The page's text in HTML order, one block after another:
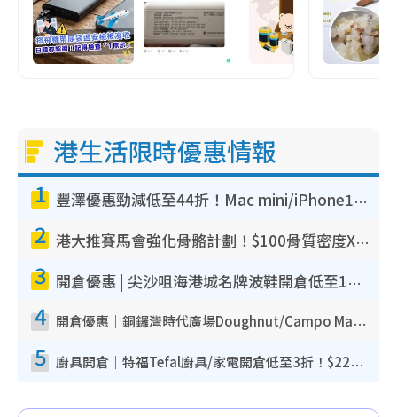
港生活限時優惠情報
1 豐澤優惠勁減低至44折！Mac mini/iPhone17Pro大減價！廚房家電$220起
2 港大推賽馬會強化骨骼計劃！$100骨質密度X光檢查 完成免費運動訓練送超市禮券！附參加資格
3 開倉優惠 | 尖沙咀海港城名牌波鞋開倉低至1折！On鞋$899起／Joy&Peace鞋履$98起
4 開倉優惠｜銅鑼灣時代廣場Doughnut/Campo Marzio開倉低至1折！背囊、書包、手袋劈價$200起
5 廚具開倉｜特福Tefal廚具/家電開倉低至3折！$220起買平底鍋/炒鑊/湯煲！電飯煲/吸塵機/燙斗$418起